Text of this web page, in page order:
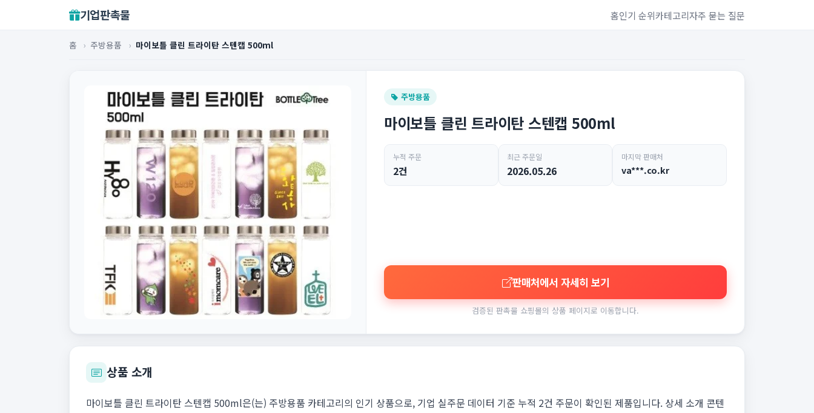
기업판촉물 홈인기 순위카테고리자주 묻는 질문
홈 › 주방용품 › 마이보틀 클린 트라이탄 스텐캡 500ml
주방용품
마이보틀 클린 트라이탄 스텐캡 500ml
누적 주문
2건
최근 주문일
2026.05.26
마지막 판매처
va***.co.kr
판매처에서 자세히 보기
검증된 판촉물 쇼핑몰의 상품 페이지로 이동합니다.
상품 소개
마이보틀 클린 트라이탄 스텐캡 500ml은(는) 주방용품 카테고리의 인기 상품으로, 기업 실주문 데이터 기준 누적 2건 주문이 확인된 제품입니다. 상세 소개 콘텐